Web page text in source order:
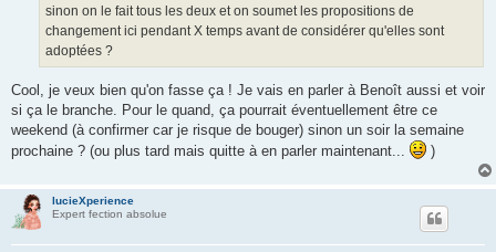
sinon on le fait tous les deux et on soumet les propositions de
changement ici pendant X temps avant de considérer qu'elles sont
adoptées ?
Cool, je veux bien qu'on fasse ça ! Je vais en parler à Benoît aussi et voir
si ça le branche. Pour le quand, ça pourrait éventuellement être ce
weekend (à confirmer car je risque de bouger) sinon un soir la semaine
prochaine ? (ou plus tard mais quitte à en parler maintenant...
)
lucieXperience
Expert fection absolue